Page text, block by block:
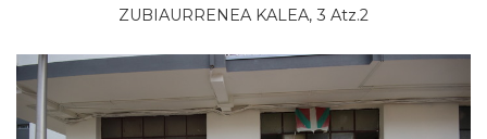
ZUBIAURRENEA KALEA, 3 Atz.2